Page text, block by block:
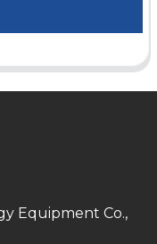
Equipment Co.,